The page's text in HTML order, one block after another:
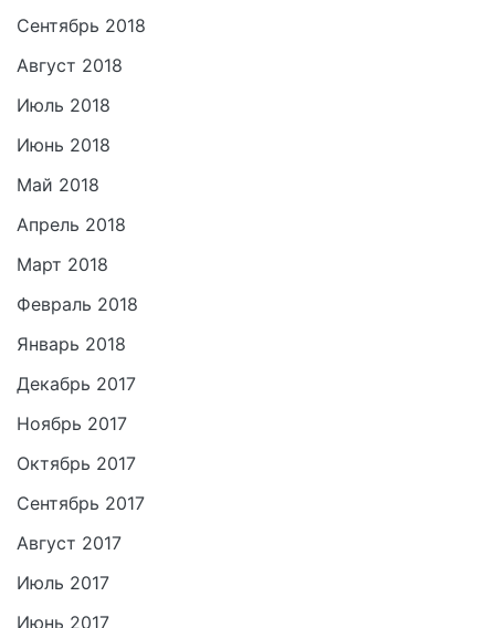
Сентябрь 2018
Август 2018
Июль 2018
Июнь 2018
Май 2018
Апрель 2018
Март 2018
Февраль 2018
Январь 2018
Декабрь 2017
Ноябрь 2017
Октябрь 2017
Сентябрь 2017
Август 2017
Июль 2017
Июнь 2017